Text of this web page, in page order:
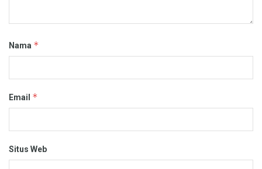
Nama *
Email *
Situs Web